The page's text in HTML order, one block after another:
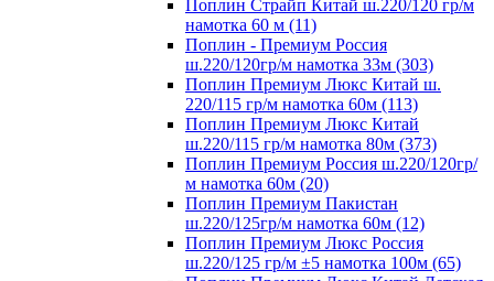
Поплин Страйп Китай ш.220/120 гр/м
намотка 60 м (11)
Поплин - Премиум Россия
ш.220/120гр/м намотка 33м (303)
Поплин Премиум Люкс Китай ш.
220/115 гр/м намотка 60м (113)
Поплин Премиум Люкс Китай
ш.220/115 гр/м намотка 80м (373)
Поплин Премиум Россия ш.220/120гр/
м намотка 60м (20)
Поплин Премиум Пакистан
ш.220/125гр/м намотка 60м (12)
Поплин Премиум Люкс Россия
ш.220/125 гр/м ±5 намотка 100м (65)